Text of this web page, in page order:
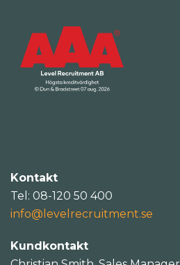
Kontakt
Tel: 08-120 50 400
info@levelrecruitment.se
Kundkontakt